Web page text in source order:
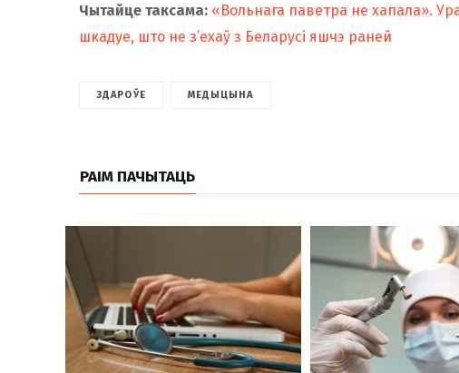
Чытайце таксама: «Вольнага паветра не хапала».
шкадуе, што не з’ехаў з Беларусі яшчэ раней
ЗДАРОЎЕ МЕДЫЦЫНА
РАІМ ПАЧЫТАЦЬ